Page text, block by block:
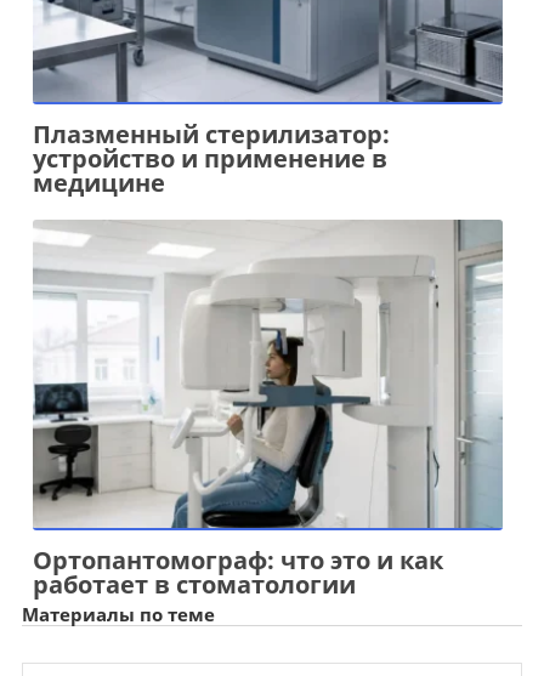
Плазменный стерилизатор:
устройство и применение в
медицине
Ортопантомограф: что это и как
работает в стоматологии
Материалы по теме